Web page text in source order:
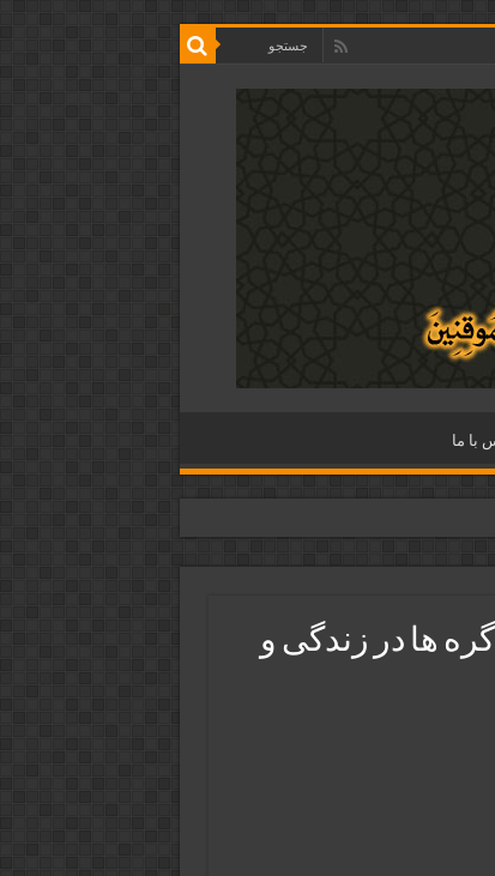
با ما
ها در زندگی و